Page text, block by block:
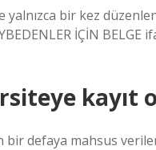
bir kez
İÇİN BELGE
kayıt
defaya mahsus